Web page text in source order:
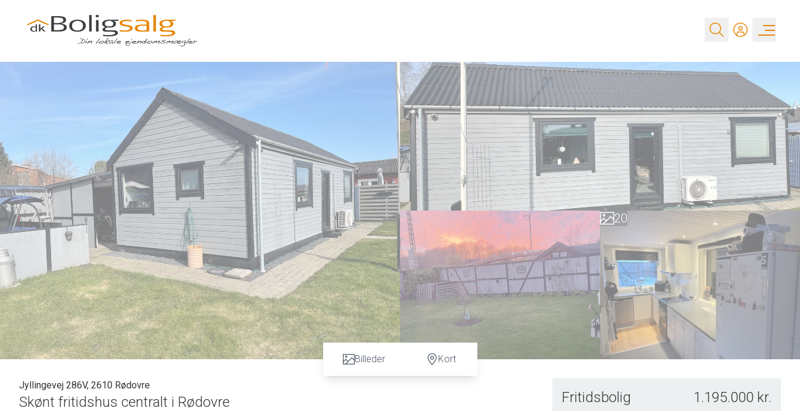
0
1
2
4
5
6
7
8
0
2
3
4
5
6
8
9
Billeder Kort
Jyllingevej 286V, 2610 Rødovre
Skønt fritidshus centralt i Rødovre Fritidsbolig 1.195.000 kr.